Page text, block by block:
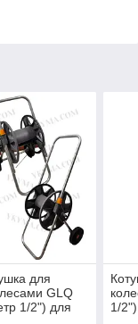
для
GLQ
1/2") для
1/